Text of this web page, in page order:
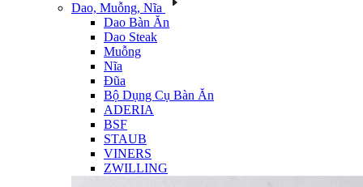
Dao, Muỗng, Nĩa
Dao Bàn Ăn
Dao Steak
Muỗng
Nĩa
Đũa
Bộ Dụng Cụ Bàn Ăn
ADERIA
BSF
STAUB
VINERS
ZWILLING